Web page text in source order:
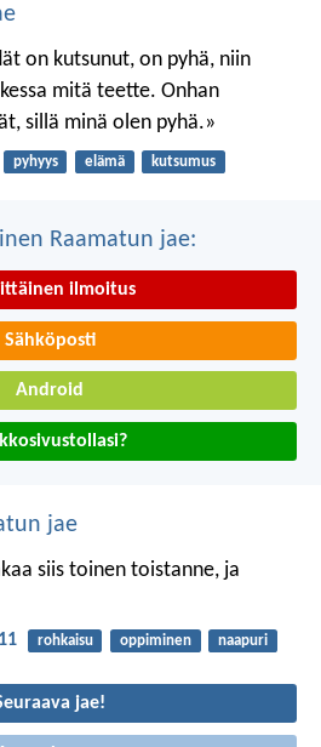
on kutsunut, on pyhä, niin
mitä teette. Onhan
sillä minä olen pyhä.»
pyhyys elämä kutsumus
Raamatun jae:
ilmoitus
Sähköposti
Android
jae
siis toinen toistanne, ja
rohkaisu oppiminen naapuri
jae!